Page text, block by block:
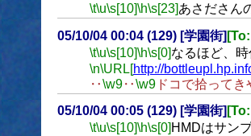
\t\u\s[10]\h\s[23]あさださん
05/10/04 00:04 (129) [学園街]
\t\u\s[10]\h\s[0]なるほど、時
\n\URL[http://
‥\w9‥\w9ドコで拾ってき
05/10/04 00:05 (129) [学園街]
\t\u\s[10]\h\s[0] HMDはサン